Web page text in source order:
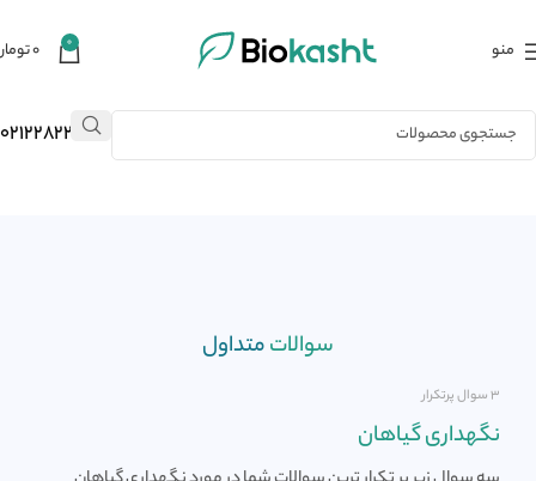
منو 0 ۰
02122823484
سوالاتمتداول
۳ سوال پرتکرار
نگهداری گیاهان